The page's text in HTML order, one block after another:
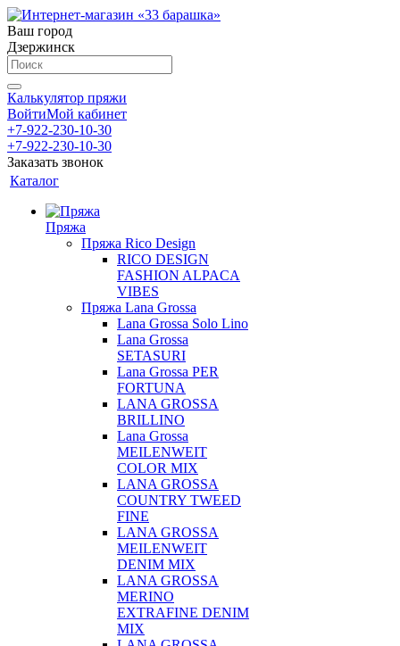
Ваш город
Дзержинск
Калькулятор пряжи
ВойтиМой кабинет
+7-922-230-10-30
+7-922-230-10-30
Заказать звонок
Каталог
Пряжа
Пряжа Rico Design
RICO DESIGN
FASHION ALPACA
VIBES
Пряжа Lana Grossa
Lana Grossa Solo Lino
Lana Grossa
SETASURI
Lana Grossa PER
FORTUNA
LANA GROSSA
BRILLINO
Lana Grossa
MEILENWEIT
COLOR MIX
LANA GROSSA
COUNTRY TWEED
FINE
LANA GROSSA
MEILENWEIT
DENIM MIX
LANA GROSSA
MERINO
EXTRAFINE DENIM
MIX